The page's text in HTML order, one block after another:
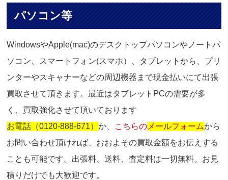
パソコン等
WindowsやApple(mac)のデスクトップパソコンやノートパ
ソコン、スマートフォン(スマホ）、タブレットから、プリ
ンターやスキャナーなどの周辺機器まで現金払いにて出張
買取させて頂きます。最近はタブレットPCの需要が多
く、買取強化させて頂いております
お電話（0120-888-671）か、 こちらの メールフォームから
お問い合わせ頂ければ、おおよその買取金額をお伝えする
ことも可能です。出張料、送料、査定料は一切無料。お見
積りだけでも大歓迎です。